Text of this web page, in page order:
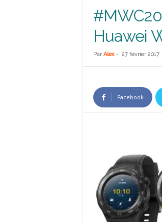
Huawei
Par Alex- 27 février 2017
Facebook